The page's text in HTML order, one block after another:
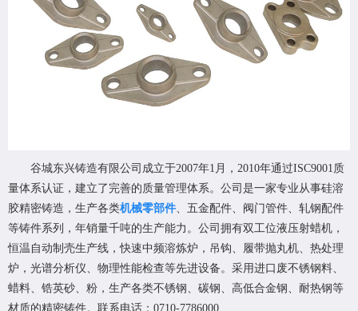
谷城东兴铸造有限公司成立于2007年1月，2010年通过ISC9001质
量体系认证，建立了完善的质量管理体系。公司是一家专业从事硅溶
胶精密铸造， 生产各类机械零部件 、五金配件、阀门管件、轧钢配件
等铸件系列 ，年销量千吨的生产能力。公司拥有双工位液压射蜡机，
恒温自动制壳生产线，快速中频溶炼炉，吊钩、履带抛丸机、热处理
炉，光谱分析仪、物理性能检查等先进设备。采用进口废不锈钢料、
蜡料、锆英砂、粉，生产各类不锈钢、碳钢、高低合金钢、耐热钢等
材质的精密铸件。联系电话：0710-7786000